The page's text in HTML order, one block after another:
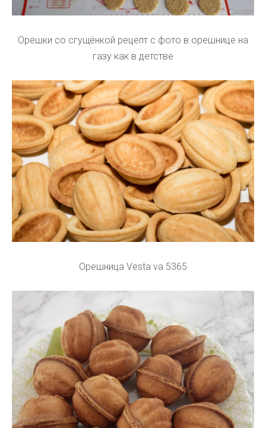
Орешки со сгущёнкой рецепт с фото в орешнице на
газу как в детстве
Орешница Vesta va 5365